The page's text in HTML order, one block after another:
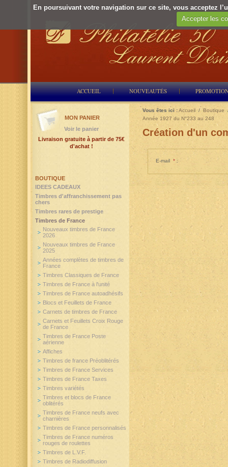
En poursuivant votre navigation sur ce site, vous acceptez
Accepter les
ACCUEIL NOUVEAUTÉS
Vous êtes ici :Accueil / Boutique
Année 1927 du N°233 au 248
Création d'un
E-mail * :
BOUTIQUE
IDEES CADEAUX
Timbres d'affranchissement pas
chers
Timbres rares de prestige
Timbres de France
Nouveaux timbres de France
2026
Nouveaux timbres de France
2025
Années complètes de timbres de
France
Timbres Classiques de France
Timbres de France à l'unité
Timbres de France autoadhésifs
Blocs et Feuillets de France
Carnets de timbres de France
Carnets et Feuillets Croix Rouge
de France
Timbres de France Poste
aérienne
Affiches
Timbres de france Préoblitérés
Timbres de France Services
Timbres de France Taxes
Timbres variétés
Timbres et blocs de France
oblitérés
Timbres de France neufs avec
charnières
Timbres de France personnalisés
Timbres de France numéros
rouges de roulettes
Timbres de L.V.F.
Timbres de Radiodiffusion
MON PANIER
Voir le panier
Livraison gratuite à partir de 75€
d'achat !